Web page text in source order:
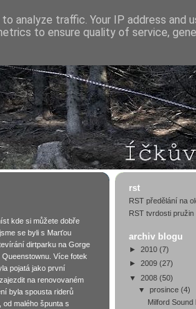
kde si můžete dobře
se byli s Marťou
dirtparku na Gorge
Více fotek
pojatá jako první
na renovovaném
byla spousta riderů
od malého špunta s
rst
RST předělání na
RST tvrdosti pružin
archiv blogu
► 2010 (7)
► 2009 (27)
▼ 2008 (50)
▼ prosince (4)
Milford Sound
analyze traffic. Your IP address and
to ensure quality of service,